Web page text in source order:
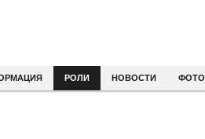
РОЛИ НОВОСТИ ФОТО